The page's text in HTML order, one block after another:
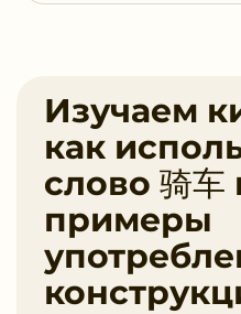
Изучаем
как
слово 骑车
примеры